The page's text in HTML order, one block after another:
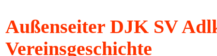
Außenseiter DJK SV
Vereinsgeschichte